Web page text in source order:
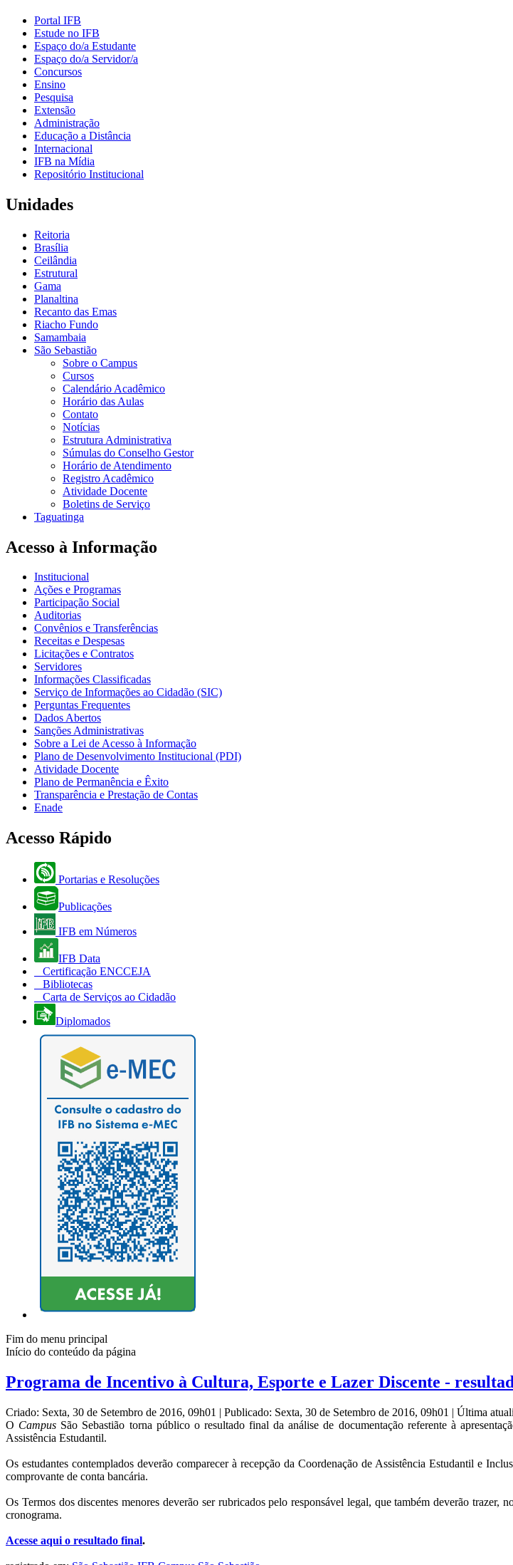
Portal IFB
Estude no IFB
Espaço do/a Estudante
Espaço do/a Servidor/a
Concursos
Ensino
Pesquisa
Extensão
Administração
Educação a Distância
Internacional
IFB na Mídia
Repositório Institucional
Unidades
Reitoria
Brasília
Ceilândia
Estrutural
Gama
Planaltina
Recanto das Emas
Riacho Fundo
Samambaia
São Sebastião
Sobre o Campus
Cursos
Calendário Acadêmico
Horário das Aulas
Contato
Notícias
Estrutura Administrativa
Súmulas do Conselho Gestor
Horário de Atendimento
Registro Acadêmico
Atividade Docente
Boletins de Serviço
Taguatinga
Acesso à Informação
Institucional
Ações e Programas
Participação Social
Auditorias
Convênios e Transferências
Receitas e Despesas
Licitações e Contratos
Servidores
Informações Classificadas
Serviço de Informações ao Cidadão (SIC)
Perguntas Frequentes
Dados Abertos
Sanções Administrativas
Sobre a Lei de Acesso à Informação
Plano de Desenvolvimento Institucional (PDI)
Atividade Docente
Plano de Permanência e Êxito
Transparência e Prestação de Contas
Enade
Acesso Rápido
Portarias e Resoluções
Publicações
IFB em Números
IFB Data
Certificação ENCCEJA
Bibliotecas
Carta de Serviços ao Cidadão
Diplomados
Fim do menu principal
Início do conteúdo da página
Programa de Incentivo à Cultura, Esporte e Lazer Discente -
Criado: Sexta, 30 de Setembro de 2016, 09h01 | Publicado: Sexta, 30 de Setembro de 2016, 09h01 | Última
O Campus São Sebastião torna público o resultado final da análise de documentação referente à
Assistência Estudantil.
Os estudantes contemplados deverão comparecer à recepção da Coordenação de Assistência Estudantil e
comprovante de conta bancária.
Os Termos dos discentes menores deverão ser rubricados pelo responsável legal, que também deverão trazer,
cronograma.
Acesse aqui o resultado final.